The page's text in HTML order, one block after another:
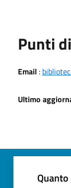
Punti
Email :
Ultimo